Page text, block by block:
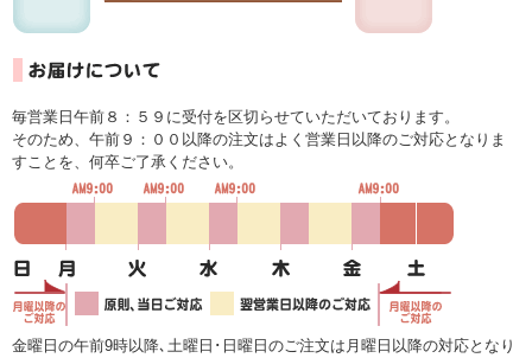
毎営業日午前８：５９に受付を区切らせていただいております。
そのため、午前９：００以降の注文はよく営業日以降のご対応となりま
すことを、何卒ご了承ください。
金曜日の午前9時以降､土曜日･日曜日のご注文は月曜日以降の対応となり